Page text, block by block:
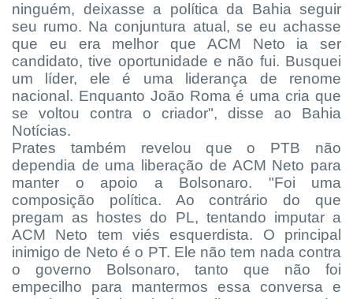
ninguém, deixasse a política da Bahia seguir
seu rumo. Na conjuntura atual, se eu achasse
que eu era melhor que ACM Neto ia ser
candidato, tive oportunidade e não fui. Busquei
um líder, ele é uma liderança de renome
nacional. Enquanto João Roma é uma cria que
se voltou contra o criador", disse ao Bahia
Notícias.
Prates também revelou que o PTB não
dependia de uma liberação de ACM Neto para
manter o apoio a Bolsonaro. "Foi uma
composição política. Ao contrário do que
pregam as hostes do PL, tentando imputar a
ACM Neto tem viés esquerdista. O principal
inimigo de Neto é o PT. Ele não tem nada contra
o governo Bolsonaro, tanto que não foi
empecilho para mantermos essa conversa e